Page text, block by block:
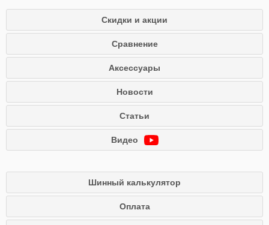
Скидки и акции
Сравнение
Аксессуары
Новости
Статьи
Видео
Шинный калькулятор
Оплата